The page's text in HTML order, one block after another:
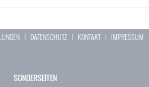
| DATENSCHUTZ | KONTAKT| IMPRESSUM
SONDERSEITEN